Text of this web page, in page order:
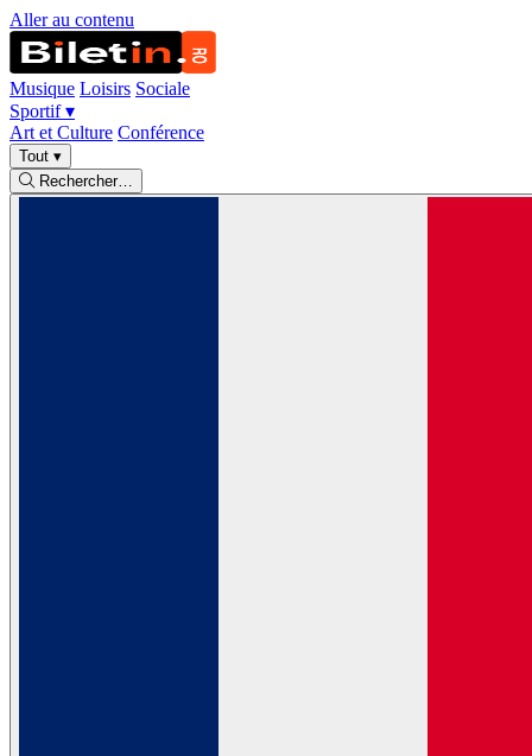
Aller au contenu
Musique Loisirs Sociale
Sportif▾
Art et Culture Conférence
Tout ▾
Rechercher…